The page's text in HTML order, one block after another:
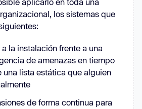
los sistemas que
la instalación frente a una
de amenazas en tiempo
una lista estática que alguien
de forma continua para